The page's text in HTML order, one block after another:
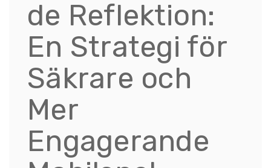
de Reflektion:
En Strategi för
Säkrare och
Mer
Engagerande